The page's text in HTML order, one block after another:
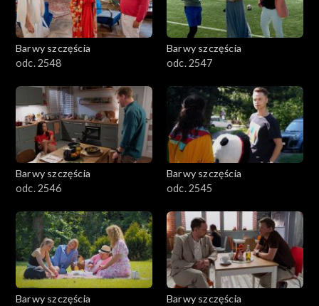
Barwy szczęścia
odc. 2548
Barwy szczęścia
odc. 2547
Barwy szczęścia
odc. 2546
Barwy szczęścia
odc. 2545
Barwy szczęścia
Barwy szczęścia